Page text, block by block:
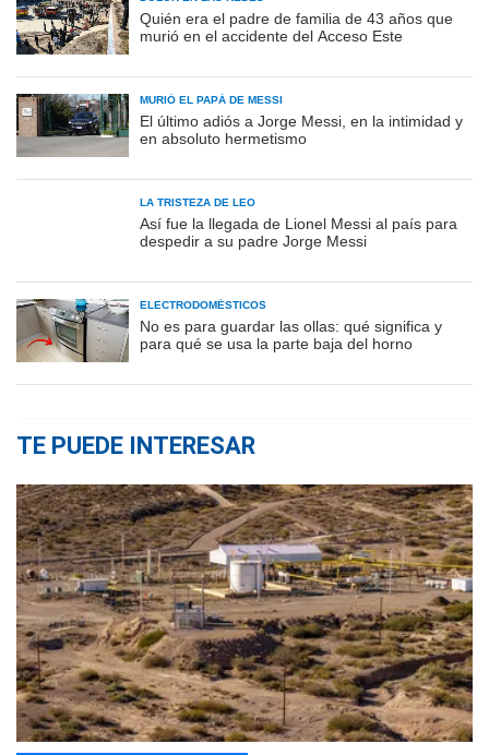
Quién era el padre de familia de 43 años que
murió en el accidente del Acceso Este
MURIÓ EL PAPÁ DE MESSI
El último adiós a Jorge Messi, en la intimidad y
en absoluto hermetismo
LA TRISTEZA DE LEO
Así fue la llegada de Lionel Messi al país para
despedir a su padre Jorge Messi
ELECTRODOMÉSTICOS
No es para guardar las ollas: qué significa y
para qué se usa la parte baja del horno
TE PUEDE INTERESAR